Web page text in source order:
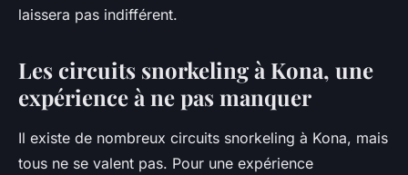
laissera pas indifférent.
Les circuits snorkeling à Kona, une
expérience à ne pas manquer
Il existe de nombreux circuits snorkeling à Kona, mais
tous ne se valent pas. Pour une expérience